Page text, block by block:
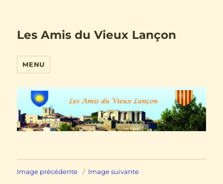
Les Amis du Vieux Lançon
MENU
Image précédente Image suivante